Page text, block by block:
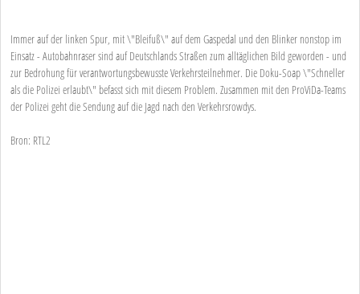
Immer auf der linken Spur, mit \"Bleifuß\" auf dem Gaspedal und den Blinker nonstop im
Einsatz - Autobahnraser sind auf Deutschlands Straßen zum alltäglichen Bild geworden - und
zur Bedrohung für verantwortungsbewusste Verkehrsteilnehmer. Die Doku-Soap \"Schneller
als die Polizei erlaubt\" befasst sich mit diesem Problem. Zusammen mit den ProViDa-Teams
der Polizei geht die Sendung auf die Jagd nach den Verkehrsrowdys.
Bron: RTL2